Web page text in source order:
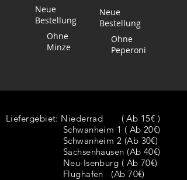
Neue
Bestellung
Ohne
Minze
Neue
Bestellung
Ohne
Peperoni
Liefergebiet: Niederrad ( Ab 15€ )
Schwanheim 1 ( Ab 20€)
Schwanheim 2 (Ab 30€)
Sachsenhausen (Ab 40€)
Neu-Isenburg ( Ab 70€)
Flughafen (Ab 70€)